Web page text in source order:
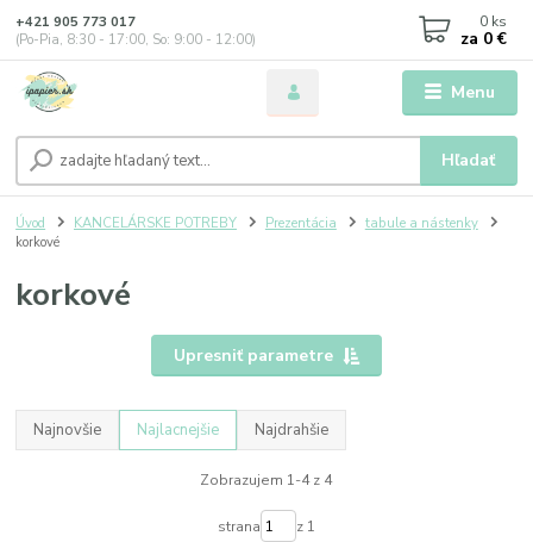
Menu
Hľadať
+421 905 773 017
(Po-Pia, 8:30 - 17:00, So: 9:00 - 12:00)
0 ks
za 0 €
Úvod KANCELÁRSKE POTREBY Prezentácia
tabule a nástenky
korkové
korkové
Upresniť parametre
Najnovšie Najlacnejšie Najdrahšie
Zobrazujem 1-4 z 4
strana z 1